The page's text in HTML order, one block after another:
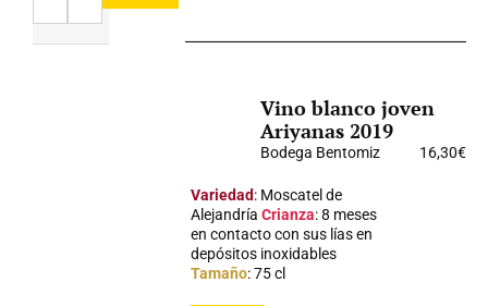
Vino blanco joven
Ariyanas 2019
Bodega Bentomiz 16,30€
Variedad: Moscatel de
Alejandría Crianza: 8 meses
en contacto con sus lías en
depósitos inoxidables
Tamaño: 75 cl
mínimo
máximo